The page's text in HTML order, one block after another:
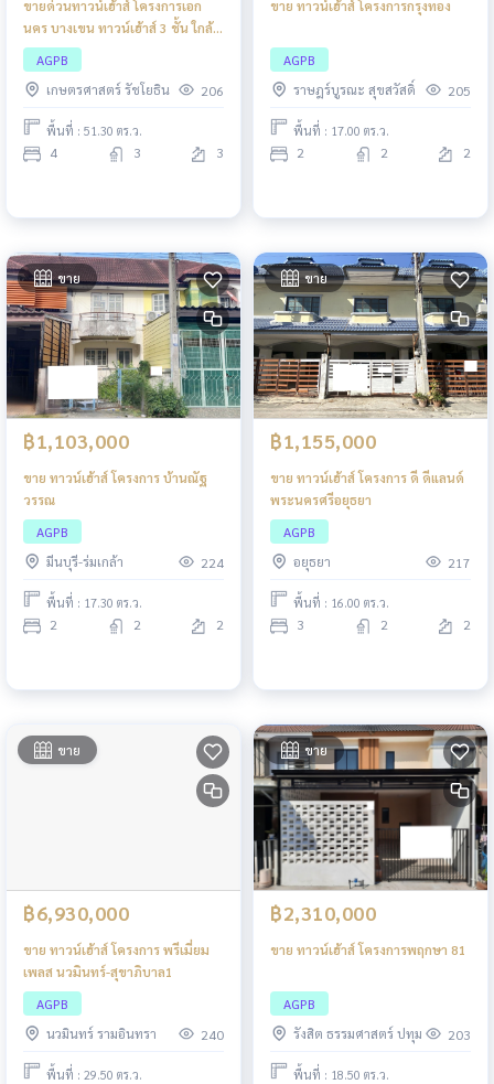
ขายด่วนทาวน์เฮ้าส์ โครงการเอก
นคร บางเขน ทาวน์เฮ้าส์ 3 ชั้น ใกล้
ถนนร่วมมิตรพัฒนาและห้าแยก
วัชรพล
AGPB
เกษตรศาสตร์ รัชโยธิน
206
พื้นที่ : 51.30 ตร.ว.
4 3 3
ขาย ทาวน์เฮ้าส์ โครงการกรุงทอง
AGPB
ราษฎร์บูรณะ สุขสวัสดิ์
205
พื้นที่ : 17.00 ตร.ว.
2 2 2
ขาย
฿1,103,000
ขาย ทาวน์เฮ้าส์ โครงการ บ้านณัฐ
วรรณ
AGPB
มีนบุรี-ร่มเกล้า
224
พื้นที่ : 17.30 ตร.ว.
2 2 2
ขาย
฿1,155,000
ขาย ทาวน์เฮ้าส์ โครงการ ดี ดีแลนด์
พระนครศรีอยุธยา
AGPB
อยุธยา
217
พื้นที่ : 16.00 ตร.ว.
3 2 2
ขาย
฿6,930,000
ขาย ทาวน์เฮ้าส์ โครงการ พรีเมี่ยม
เพลส นวมินทร์-สุขาภิบาล1
AGPB
นวมินทร์ รามอินทรา
240
พื้นที่ : 29.50 ตร.ว.
ขาย
฿2,310,000
ขาย ทาวน์เฮ้าส์ โครงการพฤกษา 81
AGPB
รังสิต ธรรมศาสตร์ ปทุม
203
พื้นที่ : 18.50 ตร.ว.